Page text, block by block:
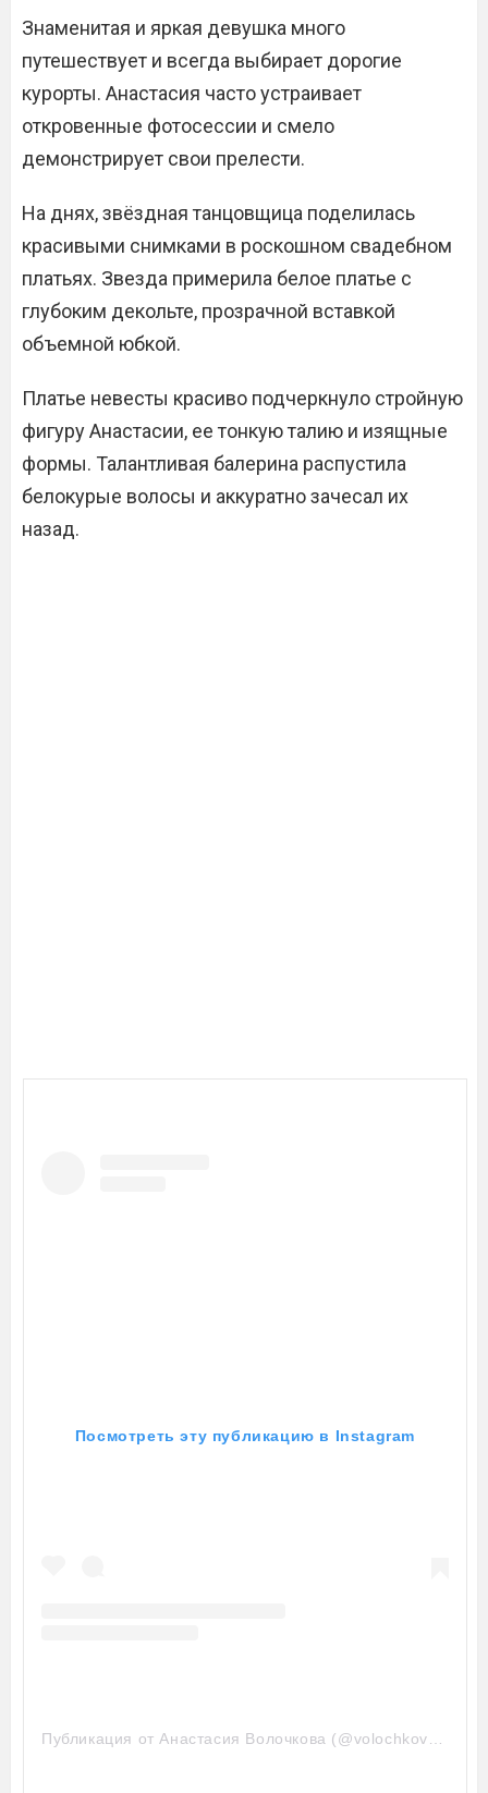
Знаменитая и яркая девушка много
путешествует и всегда выбирает дорогие
курорты. Анастасия часто устраивает
откровенные фотосессии и смело
демонстрирует свои прелести.
На днях, звёздная танцовщица поделилась
красивыми снимками в роскошном свадебном
платьях. Звезда примерила белое платье с
глубоким декольте, прозрачной вставкой
объемной юбкой.
Платье невесты красиво подчеркнуло стройную
фигуру Анастасии, ее тонкую талию и изящные
формы. Талантливая балерина распустила
белокурые волосы и аккуратно зачесал их
назад.
Посмотреть эту публикацию в Instagram
Публикация от Анастасия Волочкова (@volochkova_art)